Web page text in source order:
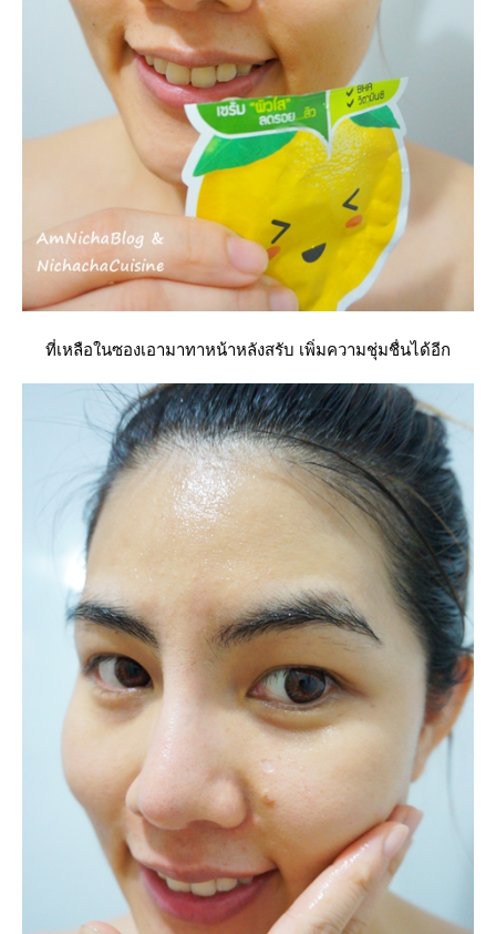
ที่เหลือในซองเอามาทาหน้าหลังสรับ เพิ่มความชุ่มชื่นได้อีก